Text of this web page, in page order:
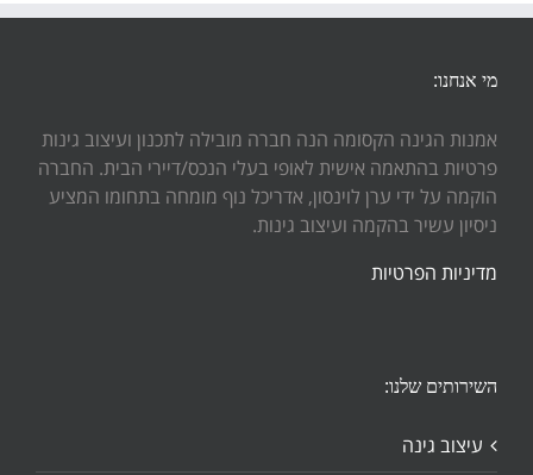
מי אנחנו:
אמנות הגינה הקסומה הנה חברה מובילה לתכנון ועיצוב גינות
פרטיות בהתאמה אישית לאופי בעלי הנכס/דיירי הבית. החברה
הוקמה על ידי ערן לוינסון, אדריכל נוף מומחה בתחומו המציע
ניסיון עשיר בהקמה ועיצוב גינות.
מדיניות הפרטיות
השירותים שלנו:
עיצוב גינה